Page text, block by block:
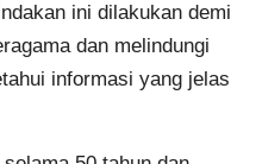
ini dilakukan demi
dan melindungi
informasi yang jelas